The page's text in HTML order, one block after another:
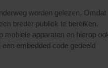
worden gelezen. Omdat
breder publiek te bereiken.
mobiele apparaten en hierop
embedded code gedeeld